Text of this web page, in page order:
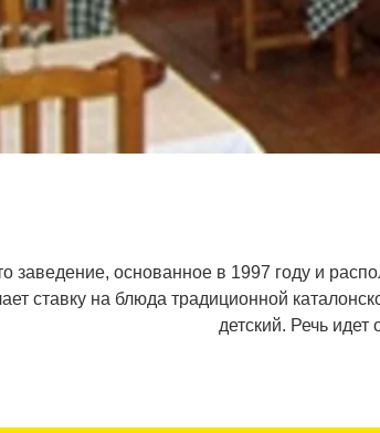
заведение, основанное в 1997 году и
ставку на блюда традиционной
детский. Речь